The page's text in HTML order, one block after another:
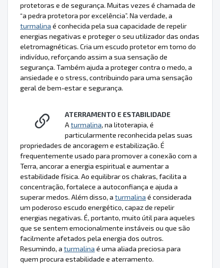
protetoras e de segurança. Muitas vezes é chamada de
“a pedra protetora por excelência”. Na verdade, a
turmalina é conhecida pela sua capacidade de repelir
energias negativas e proteger o seu utilizador das ondas
eletromagnéticas. Cria um escudo protetor em torno do
indivíduo, reforçando assim a sua sensação de
segurança. Também ajuda a proteger contra o medo, a
ansiedade e o stress, contribuindo para uma sensação
geral de bem-estar e segurança.
ATERRAMENTO E ESTABILIDADE
Aturmalina, na litoterapia, é
particularmente reconhecida pelas suas
propriedades de ancoragem e estabilização. É
frequentemente usado para promover a conexão com a
Terra, ancorar a energia espiritual e aumentar a
estabilidade física. Ao equilibrar os chakras, facilita a
concentração, fortalece a autoconfiança e ajuda a
superar medos. Além disso, a turmalina é considerada
um poderoso escudo energético, capaz de repelir
energias negativas. É, portanto, muito útil para aqueles
que se sentem emocionalmente instáveis ou que são
facilmente afetados pela energia dos outros.
Resumindo, a turmalina é uma aliada preciosa para
quem procura estabilidade e aterramento.